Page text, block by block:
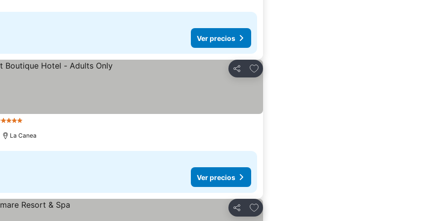
Ver precios
Compartir
Agregar a favoritos
La Canea
Ver precios
Compartir
Agregar a favoritos